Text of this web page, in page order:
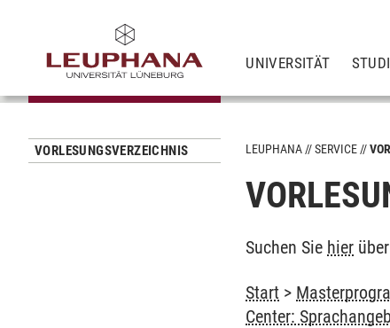
UNIVERSITÄT
VORLESUNGSVERZEICHNIS LEUPHANA SERVICE
Suchen Sie hier
Start >
Center: